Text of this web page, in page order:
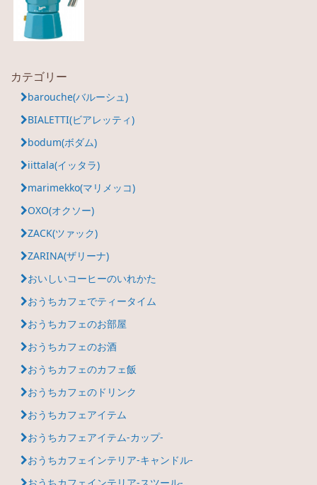
カテゴリー
barouche(バルーシュ)
BIALETTI(ビアレッティ)
bodum(ボダム)
iittala(イッタラ)
marimekko(マリメッコ)
OXO(オクソー)
ZACK(ツァック)
ZARINA(ザリーナ)
おいしいコーヒーのいれかた
おうちカフェでティータイム
おうちカフェのお部屋
おうちカフェのお酒
おうちカフェのカフェ飯
おうちカフェのドリンク
おうちカフェアイテム
おうちカフェアイテム-カップ-
おうちカフェインテリア-キャンドル-